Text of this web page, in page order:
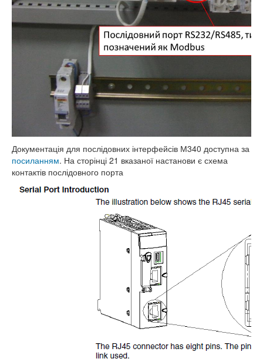
Документація для послідовних інтерфейсів М340 доступна за
посиланням. На сторінці 21 вказаної настанови є схема
контактів послідовного порта